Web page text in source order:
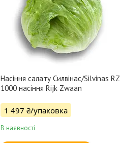
Насіння салату Силвінас/Silvinas RZ
1000 насіння Rijk Zwaan
1 497 ₴/упаковка
В наявності